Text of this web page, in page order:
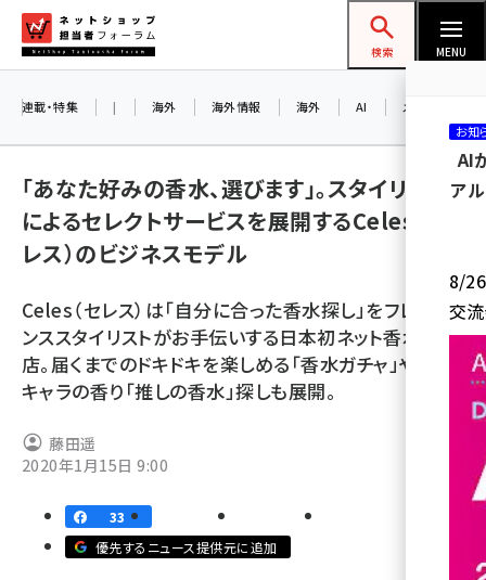
ン
ネットショップ担当者フォーラム
検索 MENU
amazon (2253)
楽天 (1873)
ecbeing (1210)
アスクル (1122)
base (1079)
revico (744)
連載・特集 | 海外 海外情報 海外 AI メタバース
「あなた好みの香水、選びます」。スタイリスト
によるセレクトサービスを展開するCeles（セ
レス）のビジネスモデル
Celes（セレス）は「自分に合った香水探し」をフレグラ
ンススタイリストがお手伝いする日本初ネット香水専門
店。届くまでのドキドキを楽しめる「香水ガチャ」や推し
キャラの香り「推しの香水」探しも展開。
藤田遥
2020年1月15日 9:00
33
優先するニュース提供元に追加
お知
AI
ア
8/26
交